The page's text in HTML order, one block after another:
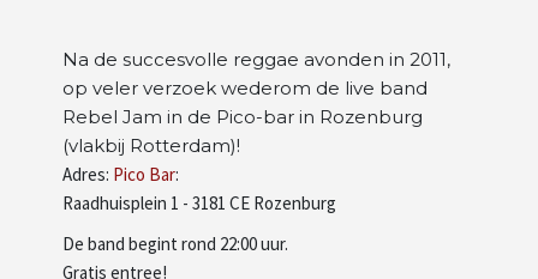
Projecten
Artiesten
Wie zijn wij
Na de succesvolle reggae avonden in 2011,
op veler verzoek wederom de live band
Rebel Jam in de Pico-bar in Rozenburg
(vlakbij Rotterdam)!
Adres: Pico Bar:
Raadhuisplein 1 - 3181 CE Rozenburg
De band begint rond 22:00 uur.
Gratis entree!